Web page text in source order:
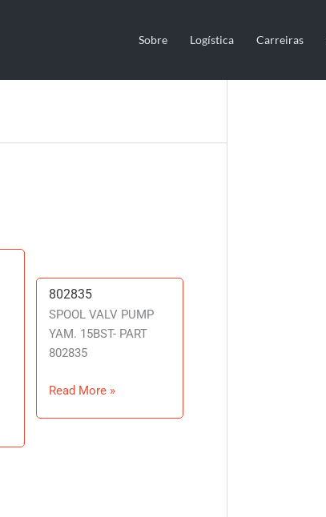
Sobre Logística Carreiras
802835
SPOOL VALV PUMP
YAM. 15BST- PART
802835
802835
Read More »